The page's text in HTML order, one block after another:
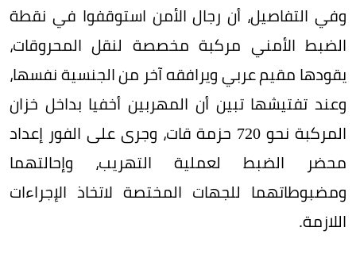
وفي التفاصيل، أن رجال الأمن استوقفوا في نقطة
الضبط الأمني مركبة مخصصة لنقل المحروقات،
يقودها مقيم عربي ويرافقه آخر من الجنسية نفسها،
وعند تفتيشها تبين أن المهربين أخفيا بداخل خزان
المركبة نحو 720 حزمة قات، وجرى على الفور إعداد
محضر الضبط لعملية التهريب، وإحالتهما
ومضبوطاتهما للجهات المختصة لاتخاذ الإجراءات
اللازمة.